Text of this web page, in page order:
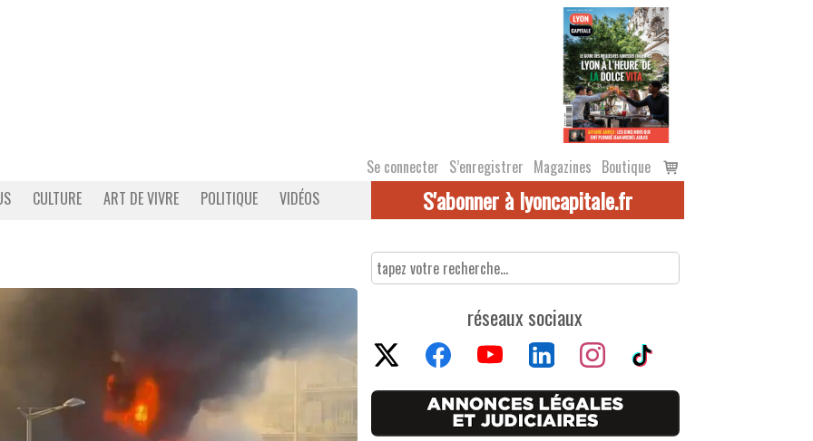
Se connecter S’enregistrer Magazines Boutique
Voir
le
CULTURE ART DE VIVRE POLITIQUE VIDÉOS S'abonner à lyoncapitale.fr
réseaux sociaux